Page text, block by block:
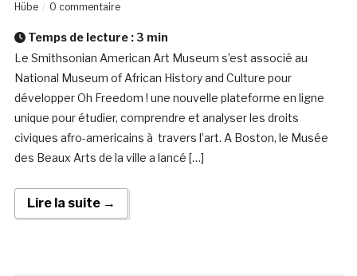
Hübe
0 commentaire
Temps de lecture : 3 min
Le Smithsonian American Art Museum s’est associé au
National Museum of African History and Culture pour
développer Oh Freedom ! une nouvelle plateforme en ligne
unique pour étudier, comprendre et analyser les droits
civiques afro-americains à travers l’art. A Boston, le Musée
des Beaux Arts de la ville a lancé […]
Lire la suite →